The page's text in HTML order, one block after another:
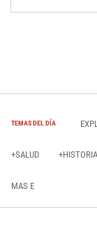
TEMAS DEL DÍA
+SALUD
MAS E